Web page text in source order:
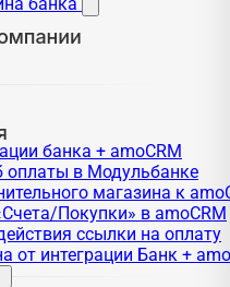
банка + amoCRM
оплаты в Модульбанке
магазина к
Покупки» в amoCRM
ссылки на оплату
от интеграции Банк +